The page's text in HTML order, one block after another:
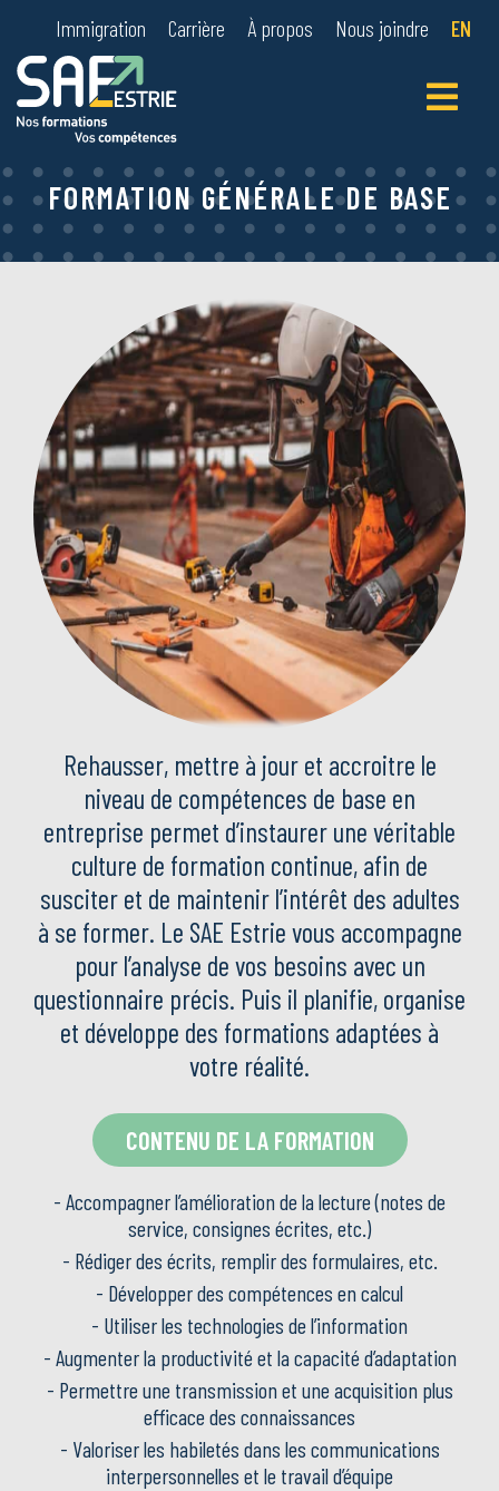
Immigration Carrière À propos Nous joindre EN
FORMATION GÉNÉRALE DE BASE
Rehausser, mettre à jour et accroitre le
niveau de compétences de base en
entreprise permet d’instaurer une véritable
culture de formation continue, afin de
susciter et de maintenir l’intérêt des adultes
à se former. Le SAE Estrie vous accompagne
pour l’analyse de vos besoins avec un
questionnaire précis. Puis il planifie, organise
et développe des formations adaptées à
votre réalité.
CONTENU DE LA FORMATION
- Accompagner l’amélioration de la lecture (notes de
service, consignes écrites, etc.)
- Rédiger des écrits, remplir des formulaires, etc.
- Développer des compétences en calcul
- Utiliser les technologies de l’information
- Augmenter la productivité et la capacité d’adaptation
- Permettre une transmission et une acquisition plus
efficace des connaissances
- Valoriser les habiletés dans les communications
interpersonnelles et le travail d’équipe